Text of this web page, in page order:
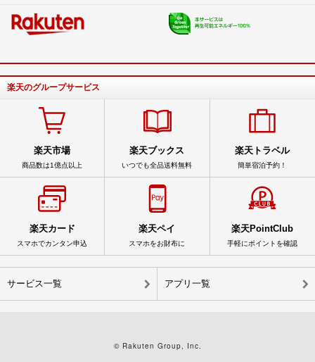
楽天のグループサービス
楽天市場
商品数は1億点以上
楽天ブックス
いつでも全品送料無料
楽天トラベル
簡単宿泊予約！
楽天カード
スマホでカンタン申込
楽天ペイ
スマホをお財布に
楽天PointClub
手軽にポイントを確認
サービス一覧 アプリ一覧
© Rakuten Group, Inc.